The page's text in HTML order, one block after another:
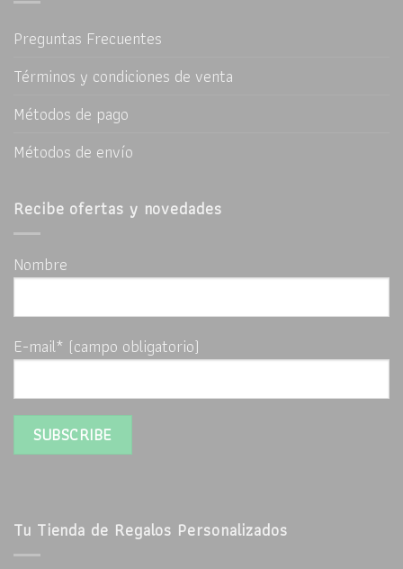
Preguntas Frecuentes
Términos y condiciones de venta
Métodos de pago
Métodos de envío
Recibe ofertas y novedades
Nombre
E-mail* (campo obligatorio)
Tu Tienda de Regalos Personalizados